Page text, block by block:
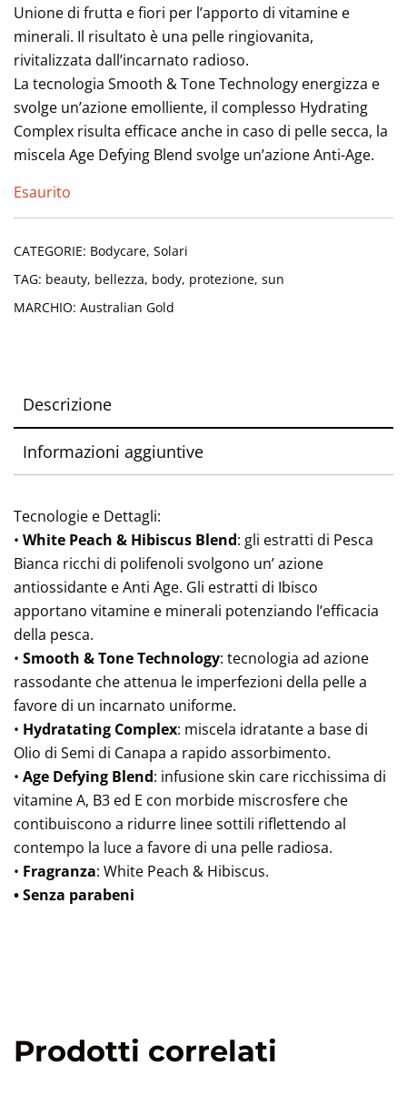
Unione di frutta e fiori per l’apporto di vitamine e
minerali. Il risultato è una pelle ringiovanita,
rivitalizzata dall’incarnato radioso.
La tecnologia Smooth & Tone Technology energizza e
svolge un’azione emolliente, il complesso Hydrating
Complex risulta efficace anche in caso di pelle secca, la
miscela Age Defying Blend svolge un’azione Anti-Age.
Esaurito
CATEGORIE: Bodycare, Solari
TAG: beauty, bellezza, body, protezione, sun
MARCHIO: Australian Gold
Descrizione
Informazioni aggiuntive
Tecnologie e Dettagli:
• White Peach & Hibiscus Blend: gli estratti di Pesca
Bianca ricchi di polifenoli svolgono un’ azione
antiossidante e Anti Age. Gli estratti di Ibisco
apportano vitamine e minerali potenziando l’efficacia
della pesca.
• Smooth & Tone Technology: tecnologia ad azione
rassodante che attenua le imperfezioni della pelle a
favore di un incarnato uniforme.
• Hydratating Complex: miscela idratante a base di
Olio di Semi di Canapa a rapido assorbimento.
• Age Defying Blend: infusione skin care ricchissima di
vitamine A, B3 ed E con morbide miscrosfere che
contibuiscono a ridurre linee sottili riflettendo al
contempo la luce a favore di una pelle radiosa.
• Fragranza: White Peach & Hibiscus.
• Senza parabeni
Prodotti correlati